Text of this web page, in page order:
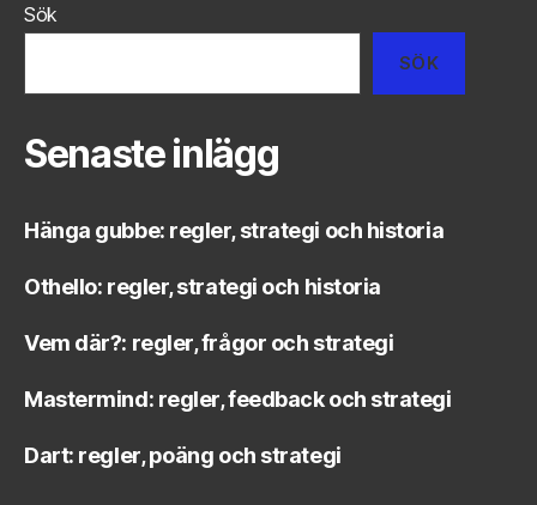
Sök
SÖK
Senaste inlägg
Hänga gubbe: regler, strategi och historia
Othello: regler, strategi och historia
Vem där?: regler, frågor och strategi
Mastermind: regler, feedback och strategi
Dart: regler, poäng och strategi